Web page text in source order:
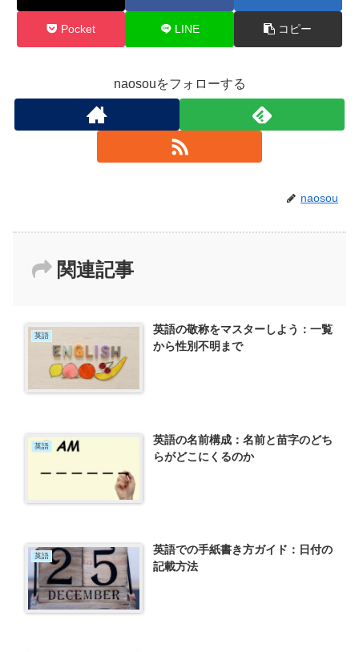
Pocket LINE コピー
naosouをフォローする
naosou
関連記事
英語
英語の敬称をマスターしよう：一覧
から性別不明まで
英語
英語の名前構成：名前と苗字のどち
らがどこにくるのか
英語
英語での手紙書き方ガイド：日付の
記載方法